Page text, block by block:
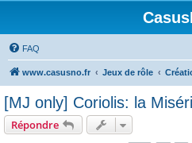
FAQ
www.casusno.fr Jeux de rôle
[MJ only] Coriolis: la
Répondre